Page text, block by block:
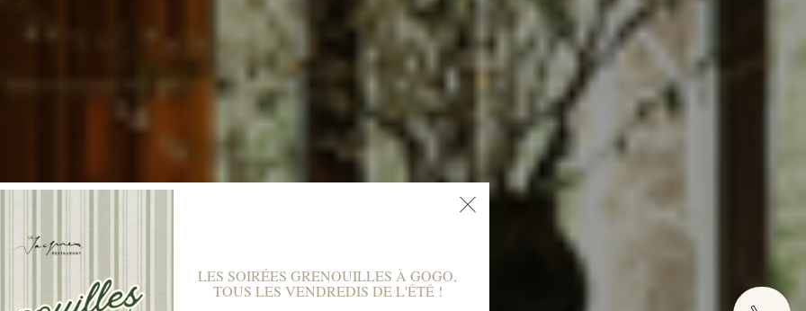
LES SOIRÉES GRENOUILLES À GOGO,
TOUS LES VENDREDIS DE L'ÉTÉ !